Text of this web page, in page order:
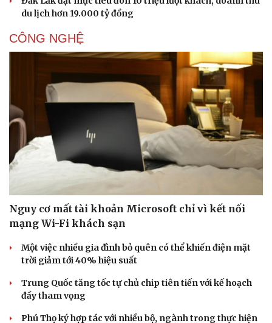
Sức khỏe
Dinh dưỡng - món ngon
Cây thuốc
Sản phụ khoa
Làm đẹp - giảm cân
Phòng mạch online
Ăn sạch sống khỏe
Đời sống
Nhà đẹp
Blog
Tình yêu - Gia đình
du lịch hơn 19.000 tỷ đồng
CÔNG NGHỆ
Nguy cơ mất tài khoản Microsoft chỉ vì kết nối
mạng Wi-Fi khách sạn
Một việc nhiều gia đình bỏ quên có thể khiến điện mặt
trời giảm tới 40% hiệu suất
Trung Quốc tăng tốc tự chủ chip tiên tiến với kế hoạch
đầy tham vọng
Phú Thọ ký hợp tác với nhiều bộ, ngành trong thực hiện